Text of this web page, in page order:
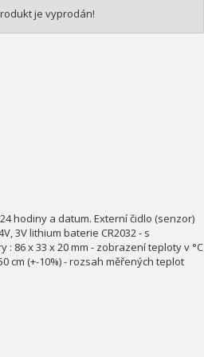
je vyprodán!
hodiny a datum. Externí čidlo (senzor)
3V lithium baterie CR2032 - s
86 x 33 x 20 mm - zobrazení teploty v °C
cm (+-10%) - rozsah měřených teplot